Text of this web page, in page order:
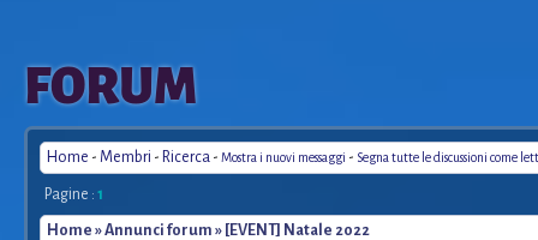
The
Origins
FORUM
Home - Membri - Ricerca - Mostra i nuovi messaggi - Segna tutte le discussioni come
Pagine : 1
Home »Annunci forum » [EVENT] Natale 2022